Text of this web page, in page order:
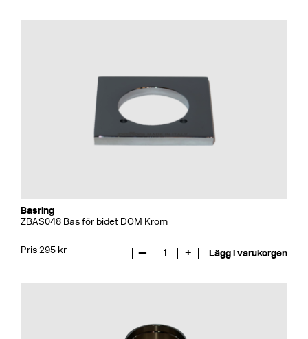
Basring
ZBAS048 Bas för bidet DOM Krom
Pris 295 kr — 1 + Lägg i varukorgen